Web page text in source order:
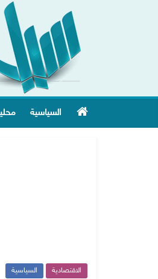
السياسية
الاقتصادية السياسية